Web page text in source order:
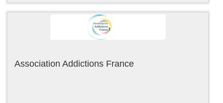
Association Addictions France